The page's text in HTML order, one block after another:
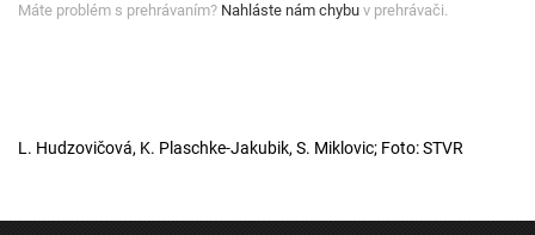
Máte problém s prehrávaním? Nahláste nám chybu v prehrávači.
L. Hudzovičová, K. Plaschke-Jakubik, S. Miklovic; Foto: STVR